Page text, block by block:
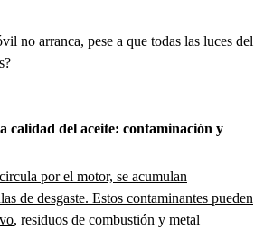
no arranca, pese a que todas las luces del
calidad del aceite: contaminación y
por el motor, se acumulan
de desgaste. Estos contaminantes pueden
, residuos de combustión y metal